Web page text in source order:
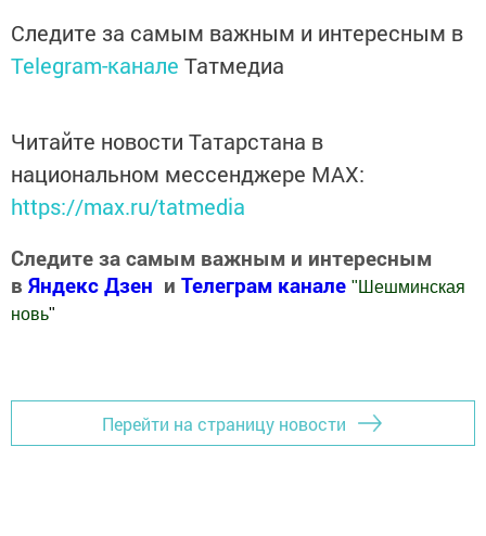
Следите за самым важным и интересным в
Telegram-канале Татмедиа
Читайте новости Татарстана в
национальном мессенджере MАХ:
https://max.ru/tatmedia
Следите за самым важным и интересным
в Яндекс Дзен и Телеграм канале " Шешминская
новь"
Перейти на страницу новости